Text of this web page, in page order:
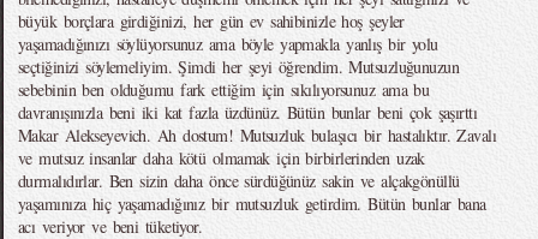
büyük borçlara girdiğinizi, her gün ev sahibinizle hoş şeyler
yaşamadığınızı söylüyorsunuz ama böyle yapmakla yanlış bir yolu
seçtiğinizi söylemeliyim. Şimdi her şeyi öğrendim. Mutsuzluğunuzun
sebebinin ben olduğumu fark ettiğim için sıkılıyorsunuz ama bu
davranışınızla beni iki kat fazla üzdünüz. Bütün bunlar beni çok şaşırttı
Makar Alekseyevich. Ah dostum! Mutsuzluk bulaşıcı bir hastalıktır. Zavalı
ve mutsuz insanlar daha kötü olmamak için birbirlerinden uzak
durmalıdırlar. Ben sizin daha önce sürdüğünüz sakin ve alçakgönüllü
yaşamınıza hiç yaşamadığınız bir mutsuzluk getirdim. Bütün bunlar bana
acı veriyor ve beni tüketiyor.